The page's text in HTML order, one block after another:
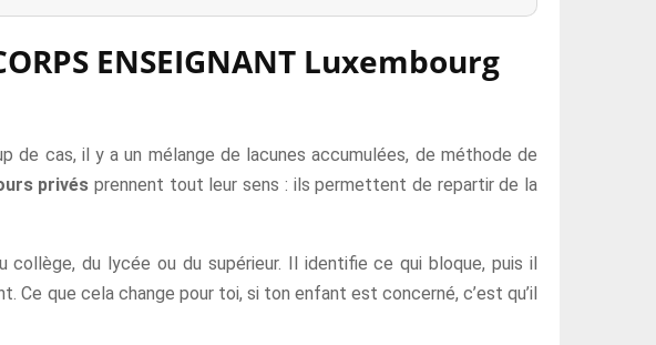
ENSEIGNANT Luxembourg
de cas, il y a un mélange de lacunes accumulées, de méthode de
privés prennent tout leur sens : ils permettent de repartir de la
du lycée ou du supérieur. Il identifie ce qui bloque, puis il
Ce que cela change pour toi, si ton enfant est concerné, c’est qu’il